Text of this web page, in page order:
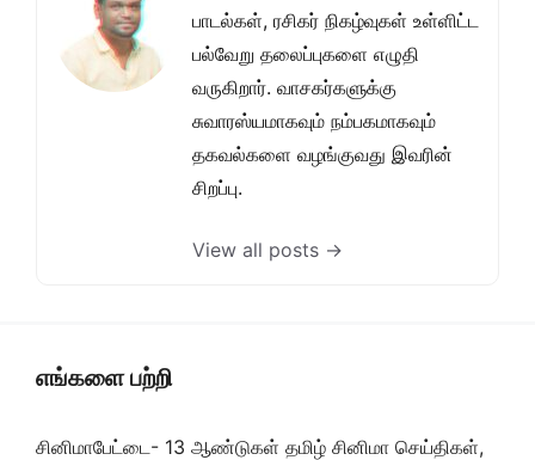
பாடல்கள், ரசிகர் நிகழ்வுகள் உள்ளிட்ட
பல்வேறு தலைப்புகளை எழுதி
வருகிறார். வாசகர்களுக்கு
சுவாரஸ்யமாகவும் நம்பகமாகவும்
தகவல்களை வழங்குவது இவரின்
சிறப்பு.
View all posts →
எங்களை பற்றி
சினிமாபேட்டை- 13 ஆண்டுகள் தமிழ் சினிமா செய்திகள்,